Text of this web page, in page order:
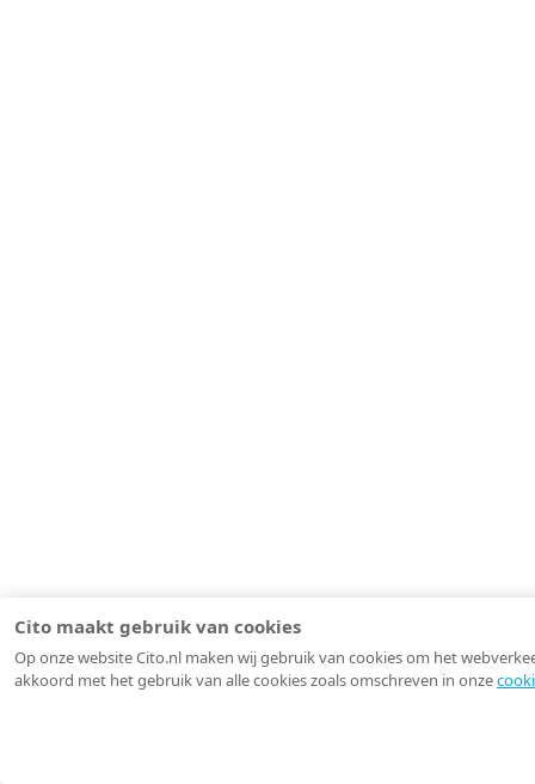
Cito maakt gebruik van cookies
Op onze website Cito.nl maken wij gebruik van cookies om het
akkoord met het gebruik van alle cookies zoals omschreven in onze